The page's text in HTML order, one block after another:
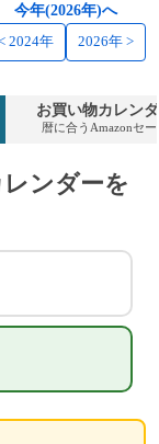
今年(2026年)へ
2024年 2026年 >
お買い物カレン
暦に合うAmazonセー
ンダーを